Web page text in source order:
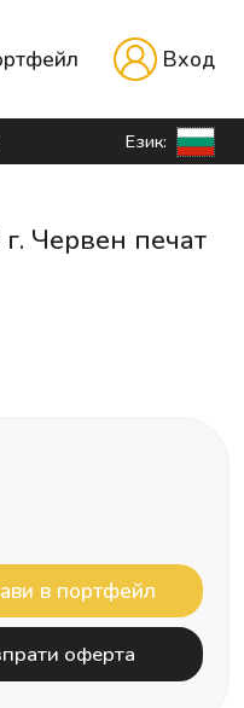
Вход
Език:
Червен печат
оферта